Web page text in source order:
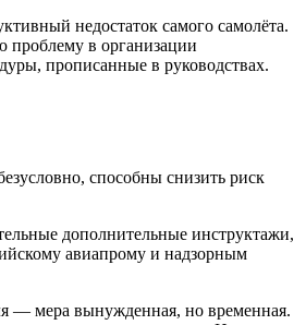
недостаток самого самолёта.
проблему в организации
прописанные в руководствах.
способны снизить риск
дополнительные инструктажи,
авиапрому и надзорным
— мера вынужденная, но временная.